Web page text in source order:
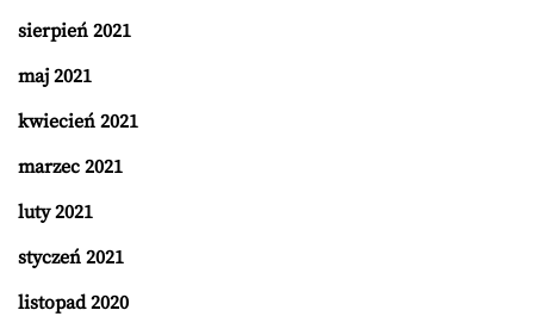
sierpień 2021
maj 2021
kwiecień 2021
marzec 2021
luty 2021
styczeń 2021
listopad 2020